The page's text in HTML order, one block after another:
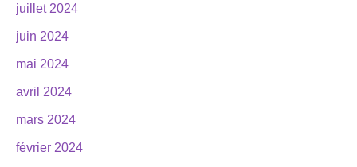
juillet 2024
juin 2024
mai 2024
avril 2024
mars 2024
février 2024